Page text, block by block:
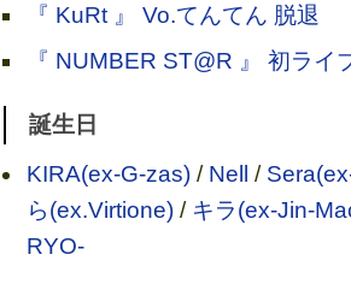
『 KuRt 』 Vo.てんてん 脱退
『 NUMBER ST@R 』 初ライ
誕生日
KIRA(ex-G-zas)/ Nell /
ら(ex.Virtione)/ キラ(ex-Jin-
RYO-